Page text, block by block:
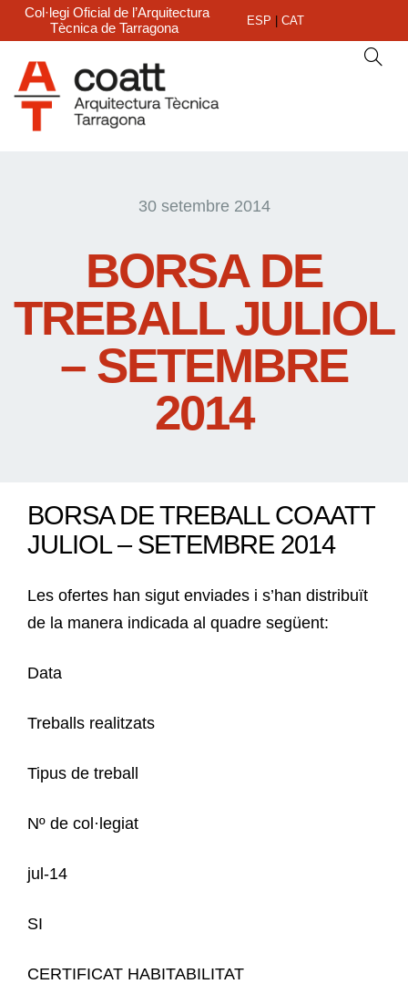
Col·legi Oficial de l’Arquitectura
Tècnica de Tarragona
ESP CAT
30 setembre 2014
BORSA DE
TREBALL JULIOL
– SETEMBRE
2014
BORSA DE TREBALL COAATT
JULIOL – SETEMBRE 2014
Les ofertes han sigut enviades i s’han distribuït
de la manera indicada al quadre següent:
Data
Treballs realitzats
Tipus de treball
Nº de col·legiat
jul-14
SI
CERTIFICAT HABITABILITAT